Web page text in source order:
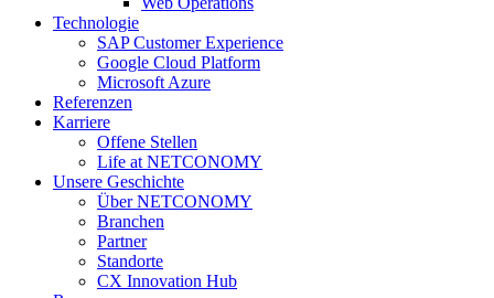
Technologie
SAP Customer Experience
Google Cloud Platform
Microsoft Azure
Referenzen
Karriere
Offene Stellen
Life at NETCONOMY
Unsere Geschichte
Über NETCONOMY
Branchen
Partner
Standorte
CX Innovation Hub